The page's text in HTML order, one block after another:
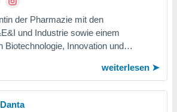
der Pharmazie mit den
und Industrie sowie einem
Biotechnologie, Innovation und
weiterlesen